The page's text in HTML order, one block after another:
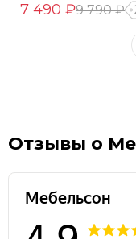
7 490 ₽9 790 ₽
Отзывы о